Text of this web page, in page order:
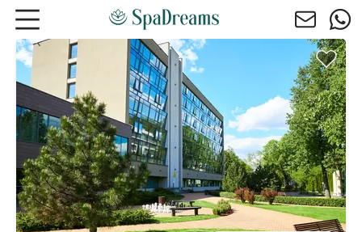
Ir al contenido principal